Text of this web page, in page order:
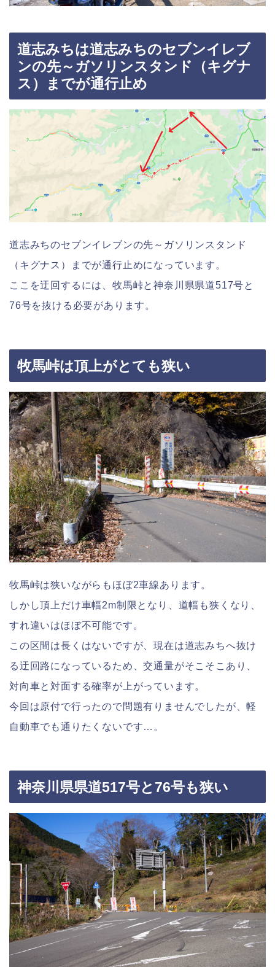
道志みちは道志みちのセブンイレブ
ンの先～ガソリンスタンド（キグナ
ス）までが通行止め
道志みちのセブンイレブンの先～ガソリンスタンド
（キグナス）までが通行止めになっています。
ここを迂回するには、牧馬峠と神奈川県県道517号と
76号を抜ける必要があります。
牧馬峠は頂上がとても狭い
牧馬峠は狭いながらもほぼ2車線あります。
しかし頂上だけ車幅2m制限となり、道幅も狭くなり、
すれ違いはほぼ不可能です。
この区間は長くはないですが、現在は道志みちへ抜け
る迂回路になっているため、交通量がそこそこあり、
対向車と対面する確率が上がっています。
今回は原付で行ったので問題有りませんでしたが、軽
自動車でも通りたくないです…。
神奈川県県道517号と76号も狭い